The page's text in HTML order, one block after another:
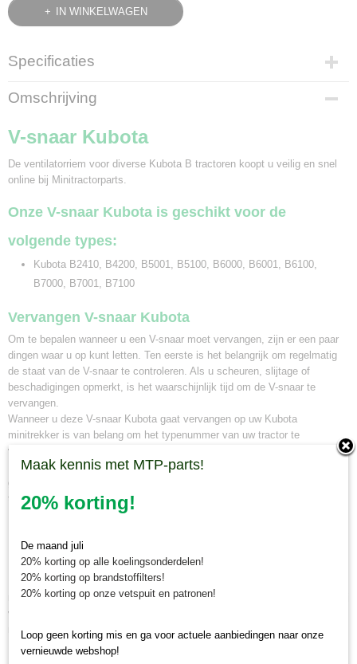
IN WINKELWAGEN
Specificaties
Bruto gewicht
0,07 Kg
Omschrijving
V-snaar Kubota
De ventilatorriem voor diverse Kubota B tractoren koopt u veilig en snel
online bij Minitractorparts.
Onze V-snaar Kubota is geschikt voor de
volgende types:
Kubota B2410, B4200, B5001, B5100, B6000, B6001, B6100,
B7000, B7001, B7100
Vervangen V-snaar Kubota
Om te bepalen wanneer u een V-snaar moet vervangen, zijn er een paar
dingen waar u op kunt letten. Ten eerste is het belangrijk om regelmatig
de staat van de V-snaar te controleren. Als u scheuren, slijtage of
beschadigingen opmerkt, is het waarschijnlijk tijd om de V-snaar te
vervangen.
Wanneer u deze V-snaar Kubota gaat vervangen op uw Kubota
minitrekker is van belang om het typenummer van uw tractor te
vergelijken. De V-snaar is geschikt voor meerdere Kubota mini tractoren.
Bij Minitractorparts kunnen wij u ook adviseren welke V-snaar het beste
geschikt is voor uw minitrekker. Neem hiervoor contact op met onze mini
tractor specialisten.
minitrekker onderdelen!
Minitractorparts heeft een groot assortiment onderdelen op het gebied van
minitractoren, miditractoren, compacttractoren en aanbouwwerktuigen. Wij
verkopen deze onderdelen met als specialisme de Japanse
minitractormerken Yanmar, Iseki, Kubota en Shibaura.
Minitractorparts.nl heeft een groot assortiment onderdelen, waaronder, de
Maak kennis met MTP-parts!
20% korting!
De maand juli
20% korting op alle koelingsonderdelen!
20% korting op brandstoffilters!
20% korting op onze vetspuit en patronen!
Loop geen korting mis en ga voor actuele aanbiedingen naar onze
vernieuwde webshop!